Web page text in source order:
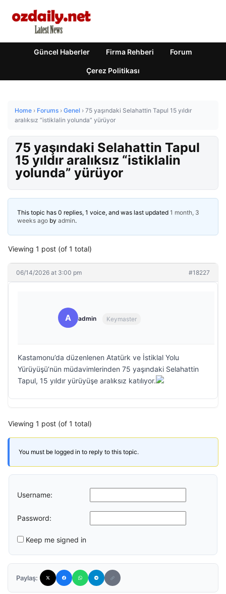
Güncel Haberler Firma Rehberi Forum
Çerez Politikası
Home › Forums › Genel › 75 yaşındaki Selahattin Tapul 15 yıldır
aralıksız “istiklalin yolunda” yürüyor
75 yaşındaki Selahattin Tapul
15 yıldır aralıksız “istiklalin
yolunda” yürüyor
This topic has 0 replies, 1 voice, and was last updated 1 month, 3
weeks ago by admin.
Viewing 1 post (of 1 total)
06/14/2026 at 3:00 pm #18227
A admin Keymaster
Kastamonu’da düzenlenen Atatürk ve İstiklal Yolu
Yürüyüşü’nün müdavimlerinden 75 yaşındaki Selahattin
Tapul, 15 yıldır yürüyüşe aralıksız katılıyor.
Viewing 1 post (of 1 total)
You must be logged in to reply to this topic.
Username:
Password:
Keep me signed in
Paylaş: